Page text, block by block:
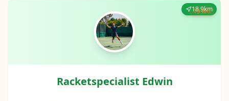
18.9km
Racketspecialist Edwin
19 km